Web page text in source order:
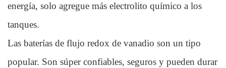
energía, solo agregue más electrolito químico a los
tanques.
Las baterías de flujo redox de vanadio son un tipo
popular. Son súper confiables, seguros y pueden durar